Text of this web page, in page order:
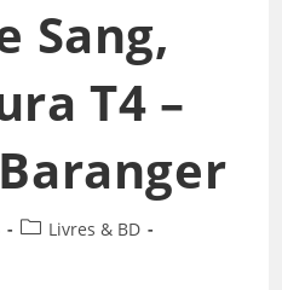
Sang,
T4 –
Livres & BD